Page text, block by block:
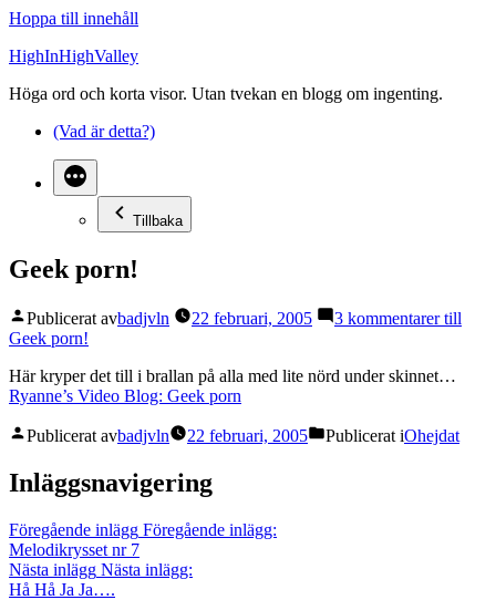
Hoppa till innehåll
HighInHighValley
Höga ord och korta visor. Utan tvekan en blogg om ingenting.
(Vad är detta?)
Tillbaka
Geek porn!
Publicerat avbadjvln 22 februari, 2005 3 kommentarertill
Geek porn!
Här kryper det till i brallan på alla med lite nörd under skinnet…
Ryanne’s Video Blog: Geek porn
Publicerat avbadjvln 22 februari, 2005 Publicerat iOhejdat
Inläggsnavigering
Föregående inlägg Föregående inlägg:
Melodikrysset nr 7
Nästa inlägg Nästa inlägg:
Hå Hå Ja Ja….